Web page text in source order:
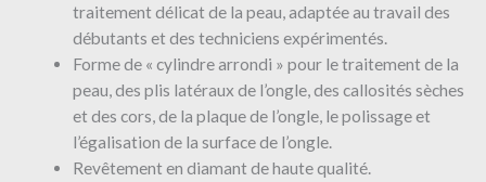
traitement délicat de la peau, adaptée au travail des
débutants et des techniciens expérimentés.
Forme de « cylindre arrondi » pour le traitement de la
peau, des plis latéraux de l’ongle, des callosités sèches
et des cors, de la plaque de l’ongle, le polissage et
l’égalisation de la surface de l’ongle.
Revêtement en diamant de haute qualité.